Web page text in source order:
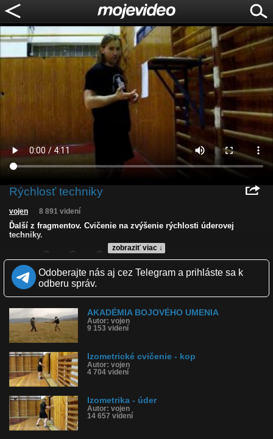
Rýchlosť techniky
zobraziť viac ↓
vojen 8 891 videní
Ďalší z fragmentov. Cvičenie na zvýšenie rýchlosti úderovej
techniky.
LQ
Zverejnené: 13.4.2013 1:40
Páči sa: 100% (12 hlasov)
Obľúbené: 11
Komentárov: 14
Kategória: športy
Tagy: úder, rýchlosť, akadémia bojového umenia, lukostreľba, boj
nožom, meč, hand to hand, boj z blízka, bojové umenie
História sledovanosti videa:
Odoberajte nás aj cez Telegram a prihláste sa k
odberu správ.
AKADÉMIA BOJOVÉHO UMENIA
Autor: vojen
9 153 videní
Izometrické cvičenie - kop
Autor: vojen
4 704 videní
Izometrika - úder
Autor: vojen
14 657 videní